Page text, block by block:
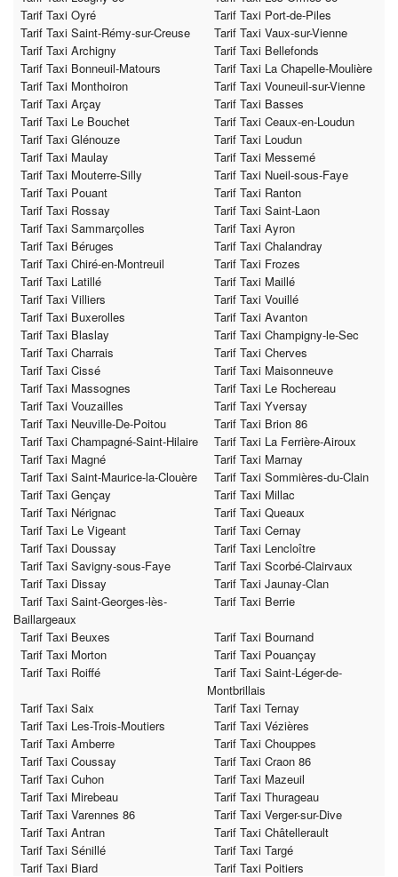
Tarif Taxi Oyré
Tarif Taxi Port-de-Piles
Tarif Taxi Saint-Rémy-sur-Creuse
Tarif Taxi Vaux-sur-Vienne
Tarif Taxi Archigny
Tarif Taxi Bellefonds
Tarif Taxi Bonneuil-Matours
Tarif Taxi La Chapelle-Moulière
Tarif Taxi Monthoiron
Tarif Taxi Vouneuil-sur-Vienne
Tarif Taxi Arçay
Tarif Taxi Basses
Tarif Taxi Le Bouchet
Tarif Taxi Ceaux-en-Loudun
Tarif Taxi Glénouze
Tarif Taxi Loudun
Tarif Taxi Maulay
Tarif Taxi Messemé
Tarif Taxi Mouterre-Silly
Tarif Taxi Nueil-sous-Faye
Tarif Taxi Pouant
Tarif Taxi Ranton
Tarif Taxi Rossay
Tarif Taxi Saint-Laon
Tarif Taxi Sammarçolles
Tarif Taxi Ayron
Tarif Taxi Béruges
Tarif Taxi Chalandray
Tarif Taxi Chiré-en-Montreuil
Tarif Taxi Frozes
Tarif Taxi Latillé
Tarif Taxi Maillé
Tarif Taxi Villiers
Tarif Taxi Vouillé
Tarif Taxi Buxerolles
Tarif Taxi Avanton
Tarif Taxi Blaslay
Tarif Taxi Champigny-le-Sec
Tarif Taxi Charrais
Tarif Taxi Cherves
Tarif Taxi Cissé
Tarif Taxi Maisonneuve
Tarif Taxi Massognes
Tarif Taxi Le Rochereau
Tarif Taxi Vouzailles
Tarif Taxi Yversay
Tarif Taxi Neuville-De-Poitou
Tarif Taxi Brion 86
Tarif Taxi Champagné-Saint-Hilaire
Tarif Taxi La Ferrière-Airoux
Tarif Taxi Magné
Tarif Taxi Marnay
Tarif Taxi Saint-Maurice-la-Clouère
Tarif Taxi Sommières-du-Clain
Tarif Taxi Gençay
Tarif Taxi Millac
Tarif Taxi Nérignac
Tarif Taxi Queaux
Tarif Taxi Le Vigeant
Tarif Taxi Cernay
Tarif Taxi Doussay
Tarif Taxi Lencloître
Tarif Taxi Savigny-sous-Faye
Tarif Taxi Scorbé-Clairvaux
Tarif Taxi Dissay
Tarif Taxi Jaunay-Clan
Tarif Taxi Saint-Georges-lès-
Baillargeaux
Tarif Taxi Berrie
Tarif Taxi Beuxes
Tarif Taxi Bournand
Tarif Taxi Morton
Tarif Taxi Pouançay
Tarif Taxi Roiffé
Tarif Taxi Saint-Léger-de-
Montbrillais
Tarif Taxi Saix
Tarif Taxi Ternay
Tarif Taxi Les-Trois-Moutiers
Tarif Taxi Vézières
Tarif Taxi Amberre
Tarif Taxi Chouppes
Tarif Taxi Coussay
Tarif Taxi Craon 86
Tarif Taxi Cuhon
Tarif Taxi Mazeuil
Tarif Taxi Mirebeau
Tarif Taxi Thurageau
Tarif Taxi Varennes 86
Tarif Taxi Verger-sur-Dive
Tarif Taxi Antran
Tarif Taxi Châtellerault
Tarif Taxi Sénillé
Tarif Taxi Targé
Tarif Taxi Biard
Tarif Taxi Poitiers